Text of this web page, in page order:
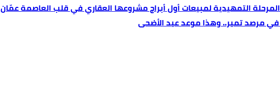
التمهيدية لمبيعات أول أبراج مشروعها العقاري في قلب العاصمة عمّان
مرصد تمير.. وهذا موعد عيد الأضحى